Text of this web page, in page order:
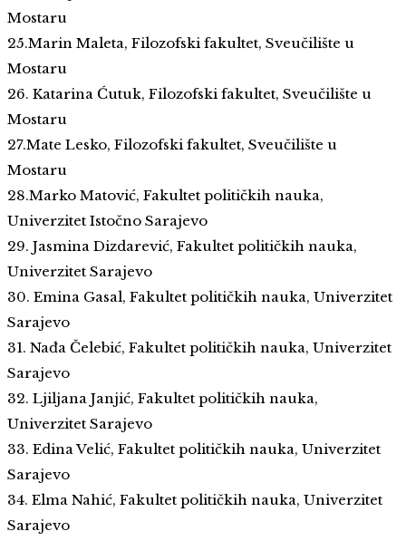
Mostaru
25.Marin Maleta, Filozofski fakultet, Sveučilište u
Mostaru
26. Katarina Ćutuk, Filozofski fakultet, Sveučilište u
Mostaru
27.Mate Lesko, Filozofski fakultet, Sveučilište u
Mostaru
28.Marko Matović, Fakultet političkih nauka,
Univerzitet Istočno Sarajevo
29. Jasmina Dizdarević, Fakultet političkih nauka,
Univerzitet Sarajevo
30. Emina Gasal, Fakultet političkih nauka, Univerzitet
Sarajevo
31. Nađa Čelebić, Fakultet političkih nauka, Univerzitet
Sarajevo
32. Ljiljana Janjić, Fakultet političkih nauka,
Univerzitet Sarajevo
33. Edina Velić, Fakultet političkih nauka, Univerzitet
Sarajevo
34. Elma Nahić, Fakultet političkih nauka, Univerzitet
Sarajevo